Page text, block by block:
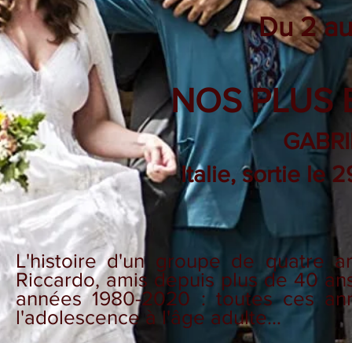
Du 2
NOS PLUS
Italie, sortie le
L'histoire d'un groupe de quatre
Riccardo, amis depuis plus de 40
années 1980-2020 : toutes ces
l'adolescence à l'âge adulte…